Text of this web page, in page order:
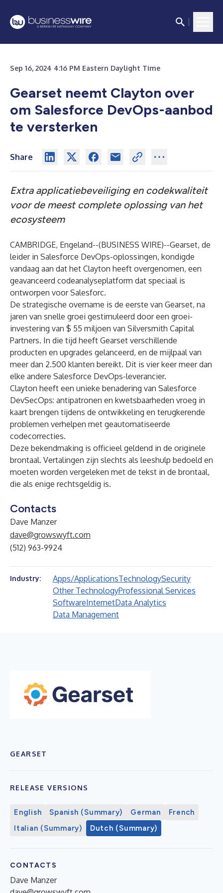
Sep 16, 2024 4:16 PM Eastern Daylight Time
Gearset neemt Clayton over
om Salesforce DevOps-aanbod
te versterken
Share
Extra applicatiebeveiliging en codekwaliteit
voor de meest complete oplossing van het
ecosysteem
CAMBRIDGE, Engeland--(BUSINESS WIRE)--Gearset, de
leider in Salesforce DevOps-oplossingen, kondigde
vandaag aan dat het Clayton heeft overgenomen, een
geavanceerd codeanalyseplatform dat speciaal is
ontworpen voor Salesforc.
De strategische overname is de eerste van Gearset, na
jaren van snelle groei gestimuleerd door een groei-
investering van $ 55 miljoen van Silversmith Capital
Partners. In die tijd heeft Gearset verschillende
producten en upgrades gelanceerd, en de mijlpaal van
meer dan 2.500 klanten bereikt. Dit is vier keer meer dan
elke andere Salesforce DevOps-leverancier.
Clayton heeft een unieke benadering van Salesforce
DevSecOps: antipatronen en kwetsbaarheden vroeg in
kaart brengen tijdens de ontwikkeling en terugkerende
problemen verhelpen met geautomatiseerde
codecorrecties.
Deze bekendmaking is officieel geldend in de originele
brontaal. Vertalingen zijn slechts als leeshulp bedoeld en
moeten worden vergeleken met de tekst in de brontaal,
die als enige rechtsgeldig is.
Contacts
Dave Manzer
dave@growswyft.com
(512) 963-9924
Industry: Apps/ApplicationsTechnologySecurity
Other TechnologyProfessional Services
SoftwareInternetData Analytics
Data Management
GEARSET
RELEASE VERSIONS
English Spanish (Summary) German
French
Italian (Summary)
Dutch (Summary)
CONTACTS
Dave Manzer